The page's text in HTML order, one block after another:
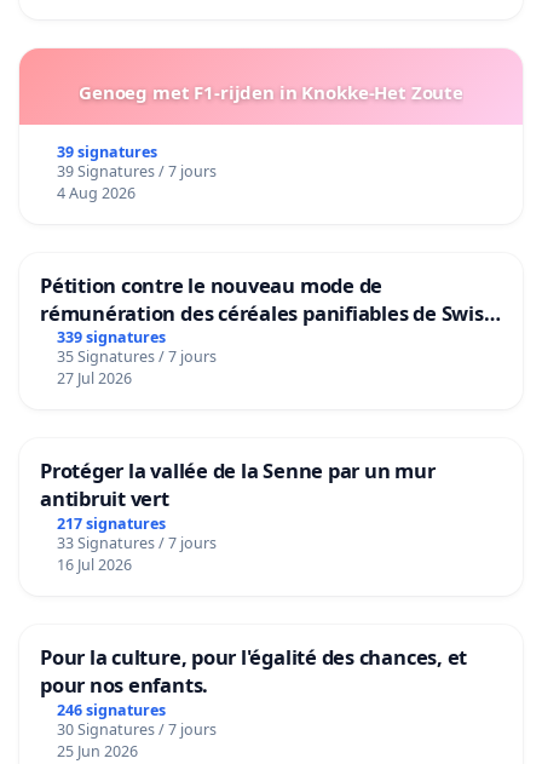
Genoeg met F1-rijden in Knokke-Het Zoute
39 signatures
39 Signatures / 7 jours
4 Aug 2026
Pétition contre le nouveau mode de
rémunération des céréales panifiables de Swiss
granum basé sur la teneur en protéines
339 signatures
35 Signatures / 7 jours
27 Jul 2026
Protéger la vallée de la Senne par un mur
antibruit vert
217 signatures
33 Signatures / 7 jours
16 Jul 2026
Pour la culture, pour l'égalité des chances, et
pour nos enfants.
246 signatures
30 Signatures / 7 jours
25 Jun 2026